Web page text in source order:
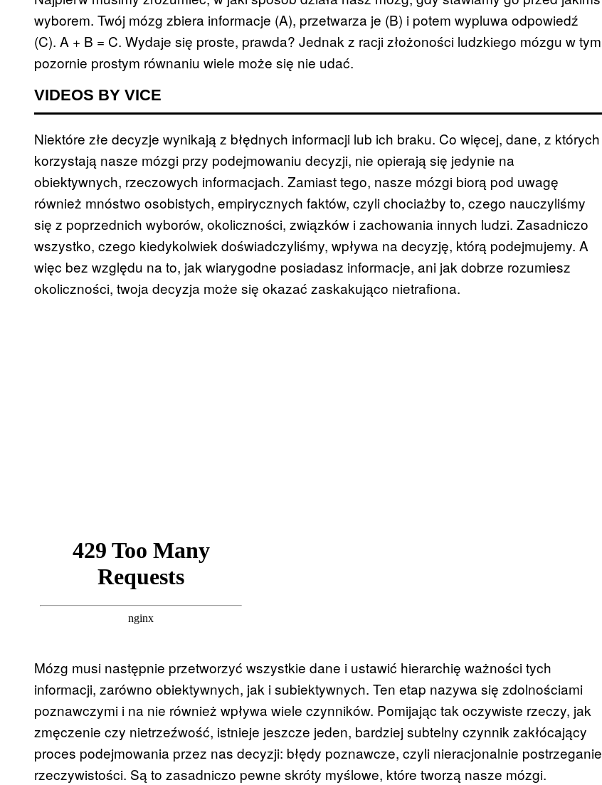
wyborem. Twój mózg zbiera informacje (A), przetwarza je (B) i potem wypluwa odpowiedź
(C). A + B = C. Wydaje się proste, prawda? Jednak z racji złożoności ludzkiego mózgu w tym
pozornie prostym równaniu wiele może się nie udać.
VIDEOS BY VICE
Niektóre złe decyzje wynikają z błędnych informacji lub ich braku. Co więcej, dane, z których
korzystają nasze mózgi przy podejmowaniu decyzji, nie opierają się jedynie na
obiektywnych, rzeczowych informacjach. Zamiast tego, nasze mózgi biorą pod uwagę
również mnóstwo osobistych, empirycznych faktów, czyli chociażby to, czego nauczyliśmy
się z poprzednich wyborów, okoliczności, związków i zachowania innych ludzi. Zasadniczo
wszystko, czego kiedykolwiek doświadczyliśmy, wpływa na decyzję, którą podejmujemy. A
więc bez względu na to, jak wiarygodne posiadasz informacje, ani jak dobrze rozumiesz
okoliczności, twoja decyzja może się okazać zaskakująco nietrafiona.
Mózg musi następnie przetworzyć wszystkie dane i ustawić hierarchię ważności tych
informacji, zarówno obiektywnych, jak i subiektywnych. Ten etap nazywa się zdolnościami
poznawczymi i na nie również wpływa wiele czynników. Pomijając tak oczywiste rzeczy, jak
zmęczenie czy nietrzeźwość, istnieje jeszcze jeden, bardziej subtelny czynnik zakłócający
proces podejmowania przez nas decyzji: błędy poznawcze, czyli nieracjonalnie postrzeganie
rzeczywistości. Są to zasadniczo pewne skróty myślowe, które tworzą nasze mózgi.